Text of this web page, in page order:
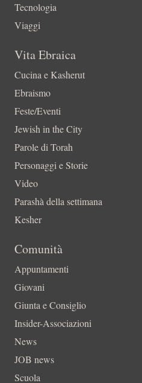
Tecnologia
Viaggi
Vita Ebraica
Cucina e Kasherut
Ebraismo
Feste/Eventi
Jewish in the City
Parole di Torah
Personaggi e Storie
Video
Parashà della settimana
Kesher
Comunità
Appuntamenti
Giovani
Giunta e Consiglio
Insider-Associazioni
News
JOB news
Scuola